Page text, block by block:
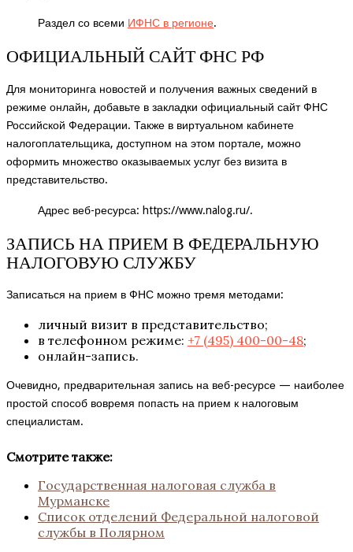
Раздел со всеми ИФНС в регионе.
ОФИЦИАЛЬНЫЙ САЙТ ФНС РФ
Для мониторинга новостей и получения важных сведений в
режиме онлайн, добавьте в закладки официальный сайт ФНС
Российской Федерации. Также в виртуальном кабинете
налогоплательщика, доступном на этом портале, можно
оформить множество оказываемых услуг без визита в
представительство.
Адрес веб-ресурса: https://www.nalog.ru/.
ЗАПИСЬ НА ПРИЕМ В ФЕДЕРАЛЬНУЮ
НАЛОГОВУЮ СЛУЖБУ
Записаться на прием в ФНС можно тремя методами:
личный визит в представительство;
в телефонном режиме: +7 (495) 400-00-48;
онлайн-запись.
Очевидно, предварительная запись на веб-ресурсе — наиболее
простой способ вовремя попасть на прием к налоговым
специалистам.
Смотрите также:
Государственная налоговая служба в
Мурманске
Список отделений Федеральной налоговой
службы в Полярном